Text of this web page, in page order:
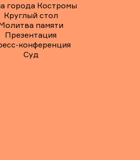
города Костромы
Круглый стол
памяти
Презентация
конференция
Суд